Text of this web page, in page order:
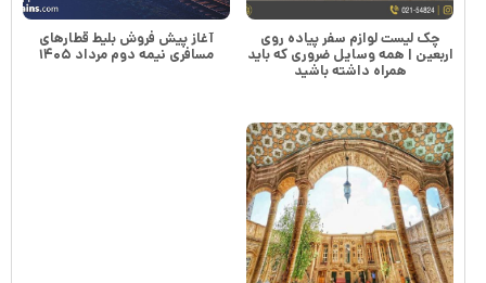
چک لیست لوازم سفر پیاده روی
اربعین | همه وسایل ضروری که باید
همراه داشته باشید
آغاز پیش فروش بلیط قطارهای
مسافری نیمه دوم مرداد ۱۴۰۵